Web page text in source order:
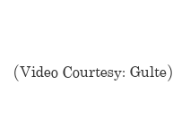
(Video Courtesy: Gulte)